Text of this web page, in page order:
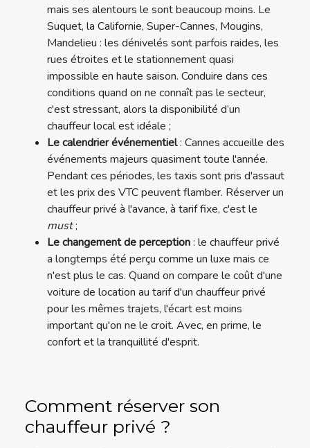
mais ses alentours le sont beaucoup moins. Le
Suquet, la Californie, Super-Cannes, Mougins,
Mandelieu : les dénivelés sont parfois raides, les
rues étroites et le stationnement quasi
impossible en haute saison. Conduire dans ces
conditions quand on ne connaît pas le secteur,
c'est stressant, alors la disponibilité d’un
chauffeur local est idéale ;
Le calendrier événementiel: Cannes accueille des
événements majeurs quasiment toute l'année.
Pendant ces périodes, les taxis sont pris d'assaut
et les prix des VTC peuvent flamber. Réserver un
chauffeur privé à l'avance, à tarif fixe, c'est le
must;
Le changement de perception: le chauffeur privé
a longtemps été perçu comme un luxe mais ce
n'est plus le cas. Quand on compare le coût d'une
voiture de location au tarif d'un chauffeur privé
pour les mêmes trajets, l'écart est moins
important qu'on ne le croit. Avec, en prime, le
confort et la tranquillité d'esprit.
Comment réserver son
chauffeur privé ?